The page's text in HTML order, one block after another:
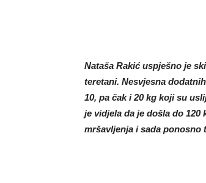
Nataša Rakić uspješno je
teretani. Nesvjesna
10, pa čak i 20 kg koji su
je vidjela da je došla do
mršavljenja i sada ponosno